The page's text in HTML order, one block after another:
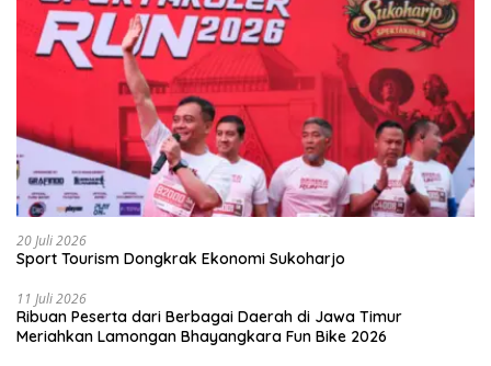
20 Juli 2026
Sport Tourism Dongkrak Ekonomi Sukoharjo
11 Juli 2026
Ribuan Peserta dari Berbagai Daerah di Jawa Timur
Meriahkan Lamongan Bhayangkara Fun Bike 2026